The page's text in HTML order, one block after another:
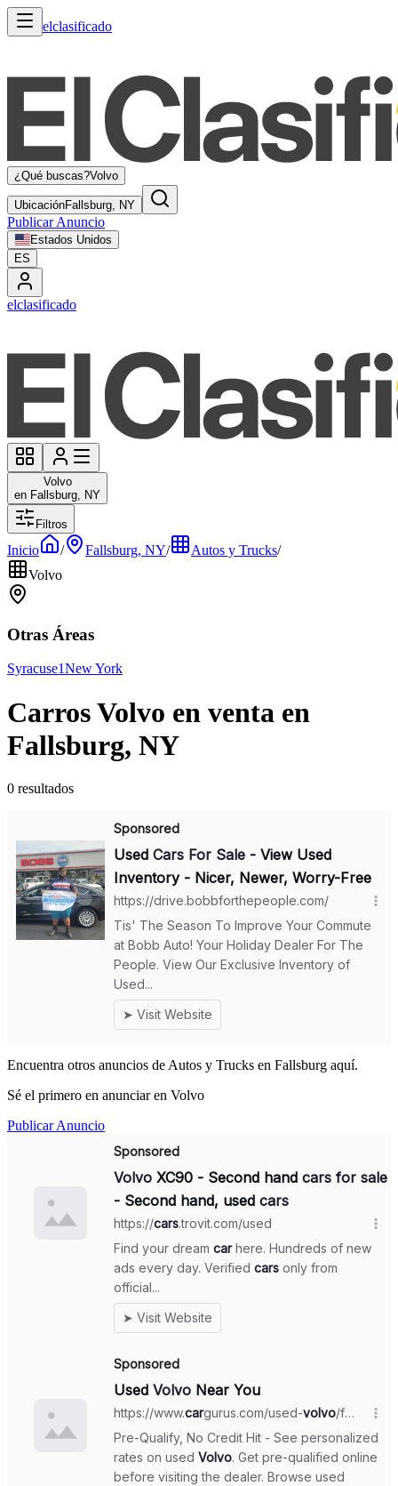
elclasificado
¿Qué buscas?Volvo
UbicaciónFallsburg, NY
Publicar Anuncio
Estados Unidos
ES
elclasificado
Volvo
en Fallsburg, NY
Filtros
Inicio / Fallsburg, NY/ Autos y Trucks/
Volvo
Otras Áreas
Syracuse1New York
Carros Volvo en venta en
Fallsburg, NY
0 resultados
Encuentra otros anuncios de Autos y Trucks en Fallsburg aquí.
Sé el primero en anunciar en Volvo
Publicar Anuncio